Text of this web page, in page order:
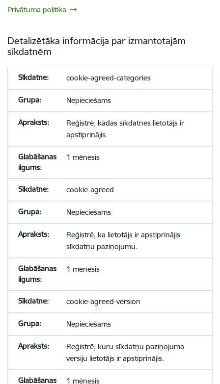
Privātuma politika
Detalizētāka informācija par izmantotajām
sīkdatnēm
cookie-agreed-categories
Nepieciešams
Reģistrē, kādas sīkdatnes lietotājs ir
apstiprinājis.
1 mēnesis
cookie-agreed
Nepieciešams
Reģistrē, ka lietotājs ir apstiprinājis
sīkdatņu paziņojumu.
1 mēnesis
cookie-agreed-version
Nepieciešams
Reģistrē, kuru sīkdatņu paziņojuma
versiju lietotājs ir apstiprinājis.
1 mēnesis